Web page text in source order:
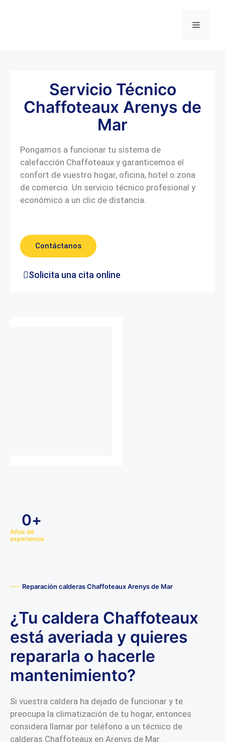
Servicio Técnico
Chaffoteaux Arenys de
Mar
Pongamos a funcionar tu sistema de
calefacción Chaffoteaux y garanticemos el
confort de vuestro hogar, oficina, hotel o zona
de comercio. Un servicio técnico profesional y
económico a un clic de distancia.
Contáctanos
Solicita una cita online
Años de
experiencia
0+
Reparación calderas Chaffoteaux Arenys de Mar
¿Tu caldera Chaffoteaux
está averiada y quieres
repararla o hacerle
mantenimiento?
Si vuestra caldera ha dejado de funcionar y te
preocupa la climatización de tu hogar, entonces
considera llamar por teléfono a un técnico de
calderas Chaffoteaux en Arenys de Mar.